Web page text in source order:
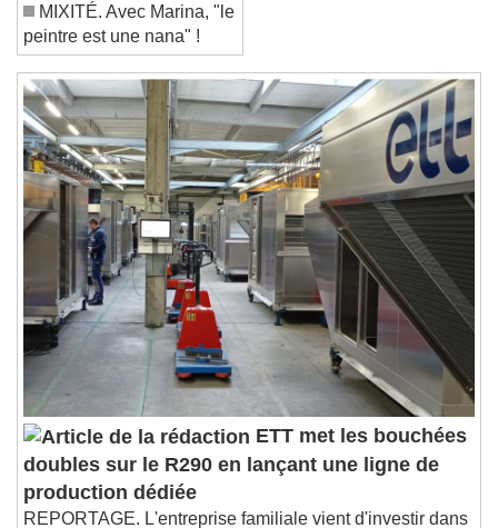
Reset
Done
Close Modal Dialog
MIXITÉ. Avec Marina, "le
peintre est une nana" !
ETT met les bouchées
doubles sur le R290 en lançant une ligne de
production dédiée
REPORTAGE. L'entreprise familiale vient d'investir dans